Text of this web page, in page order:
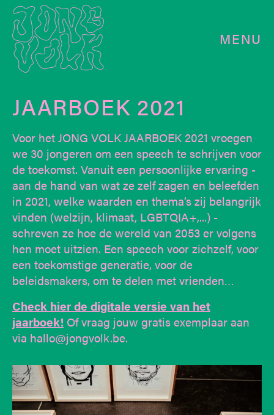
MENU
JAARBOEK 2021
Voor het JONG VOLK JAARBOEK 2021 vroegen
we 30 jongeren om een speech te schrijven voor
de toekomst. Vanuit een persoonlijke ervaring -
aan de hand van wat ze zelf zagen en beleefden
in 2021, welke waarden en thema’s zij belangrijk
vinden (welzijn, klimaat, LGBTQIA+,...) -
schreven ze hoe de wereld van 2053 er volgens
hen moet uitzien. Een speech voor zichzelf, voor
een toekomstige generatie, voor de
beleidsmakers, om te delen met vrienden…
Check hier de digitale versie van het
jaarboek! Of vraag jouw gratis exemplaar aan
via hallo@jongvolk.be.